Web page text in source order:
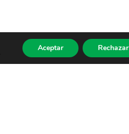
Aceptar Rechazar